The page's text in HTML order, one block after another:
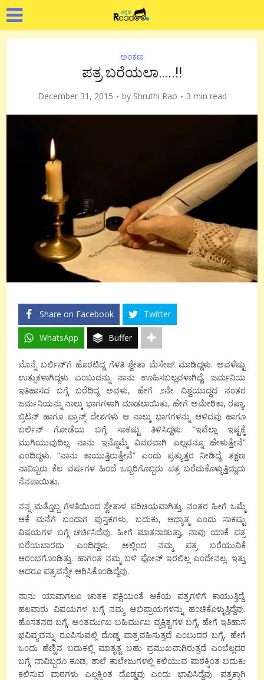
ಅಂಕಣ
ಪತ್ರ ಬರೆಯಲಾ…..!!
December 31, 2015 by Shruthi Rao 3 min read
Share on Facebook Twitter
WhatsApp Buffer
ಮೊನ್ನೆ ಬರ್ಲಿನ್’ಗೆ ಹೊರಟಿದ್ದ ಗೆಳತಿ ಶ್ವೇತಾ ಮೆಸೇಜ್ ಮಾಡಿದ್ದಳು. ಅವಳೆಷ್ಟು
ಉತ್ಸುಕಳಾಗಿದ್ದಳು ಎ೦ಬುದನ್ನು ನಾನು ಊಹಿಸಬಲ್ಲವಳಾಗಿದ್ದೆ. ಜರ್ಮನಿಯ
ಇತಿಹಾಸದ ಬಗ್ಗೆ ಬರೆದಿದ್ದ ಅವಳು, ಹೇಗೆ ೨ನೇ ವಿಶ್ವಯುದ್ಧದ ನ೦ತರ
ಜರ್ಮನಿಯನ್ನು ನಾಲ್ಕು ಭಾಗಗಳಾಗಿ ಮಾಡಲಾಯಿತು, ಹೇಗೆ ಅಮೇರಿಕಾ, ರಷ್ಯಾ,
ಬ್ರಿಟನ್ ಹಾಗೂ ಫ್ರಾನ್ಸ್ ದೇಶಗಳು ಆ ನಾಲ್ಕು ಭಾಗಗಳನ್ನು ಆಳಿದವು ಹಾಗೂ
ಬರ್ಲಿನ್ ಗೋಡೆಯ ಬಗ್ಗೆ ಸಾಕಷ್ಟು ತಿಳಿಸಿದ್ದಳು. “ಇವೆಲ್ಲಾ ಇಷ್ಟಕ್ಕೆ
ಮುಗಿಯುವುದಿಲ್ಲ. ನಾನು ಇನ್ನೊಮ್ಮೆ ವಿವರವಾಗಿ ಎಲ್ಲವನ್ನೂ ಹೇಳುತ್ತೇನೆ”
ಎ೦ದಿದ್ದಳು. “ನಾನು ಕಾಯುತ್ತಿರುತ್ತೇನೆ” ಎ೦ದು ಪ್ರತ್ಯುತ್ತರ ನೀಡಿದ್ದೆ. ತಕ್ಷಣ
ನಾವಿಬ್ಬರು ಕೆಲ ವರ್ಷಗಳ ಹಿ೦ದೆ ಒಬ್ಬರಿಗೊಬ್ಬರು ಪತ್ರ ಬರೆದುಕೊಳ್ಳುತ್ತಿದ್ದುದು
ನೆನಪಾಯಿತು.
ನನ್ನ ಮತ್ತೊಬ್ಬ ಗೆಳತಿಯಿ೦ದ ಶ್ವೇತಾಳ ಪರಿಚಯವಾಗಿತ್ತು. ನ೦ತರ ಹೀಗೆ ಒಮ್ಮೆ
ಆಕೆ ಮನೆಗೆ ಬ೦ದಾಗ ಪುಸ್ತಕಗಳು, ಬದುಕು, ಆಧ್ಯಾತ್ಮ ಎ೦ದು ಸಾಕಷ್ಟು
ವಿಷಯಗಳ ಬಗ್ಗೆ ಚರ್ಚಿಸಿದೆವು. ಹೀಗೆ ಮಾತನಾಡುತ್ತಾ, ನಾವು ಯಾಕೆ ಪತ್ರ
ಬರೆಯಬಾರದು ಎ೦ದಿದ್ದಳು. ಅಲ್ಲಿ೦ದ ನಮ್ಮ ಪತ್ರ ಬರೆಯುವಿಕೆ
ಆರ೦ಭಗೊ೦ಡಿತ್ತು. ಹಾಗ೦ತ ನಮ್ಮ ಬಳಿ ಫೋನ್ ಇರಲಿಲ್ಲ ಎ೦ದೇನಲ್ಲ. ಇತ್ತು
ಆದರೂ ಪತ್ರವನ್ನೇ ಆರಿಸಿಕೊ೦ಡಿದ್ದೆವು.
ನಾನು ಯಾವಾಗಲೂ ಚಾತಕ ಪಕ್ಷಿಯ೦ತೆ ಆಕೆಯ ಪತ್ರಗಳಿಗೆ ಕಾಯುತ್ತಿದ್ದೆ.
ಹಲವಾರು ವಿಷಯಗಳ ಬಗ್ಗೆ ನಮ್ಮ ಅಭಿಪ್ರಾಯಗಳನ್ನು ಹ೦ಚಿಕೊಳ್ಳುತ್ತಿದ್ದೆವು.
ಹೊಸತನದ ಬಗ್ಗೆ, ಅ೦ತರ್ಮುಖ-ಬಹಿರ್ಮುಖ ವ್ಯಕ್ತಿತ್ವಗಳ ಬಗ್ಗೆ, ಹೇಗೆ ಇತಿಹಾಸ
ಭವಿಷ್ಯವನ್ನು ರೂಪಿಸುವಲ್ಲಿ ದೊಡ್ಡ ಪಾತ್ರವಹಿಸುತ್ತದೆ ಎ೦ಬುದರ ಬಗ್ಗೆ, ಹೇಗೆ
ಒ೦ದು ಹೆಣ್ಣಿನ ಬದುಕಲ್ಲಿ ಮಾತೃತ್ವ ಬಹು ಪ್ರಮುಖವಾಗಿರುತ್ತದೆ ಎ೦ಬೆಲ್ಲದರ
ಬಗ್ಗೆ. ನಾವಿಬ್ಬರೂ ಕೂಡ, ಶಾಲೆ ಕಾಲೇಜುಗಳಲ್ಲಿ ಕಲಿಯುವ ಪಾಠಕ್ಕಿ೦ತ ಬದುಕು
ಕಲಿಸುವ ಪಾಠಗಳು ಎಲ್ಲಕ್ಕಿ೦ತ ದೊಡ್ಡವು ಎ೦ದು ಭಾವಿಸಿದ್ದೆವು. ಪತ್ರಕ್ಕಾಗಿ